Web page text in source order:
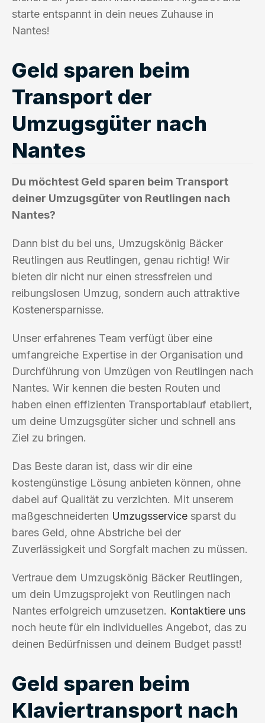
starte entspannt in dein neues Zuhause in
Nantes!
Geld sparen beim
Transport der
Umzugsgüter nach
Nantes
Du möchtest Geld sparen beim Transport
deiner Umzugsgüter von Reutlingen nach
Nantes?
Dann bist du bei uns, Umzugskönig Bäcker
Reutlingen aus Reutlingen, genau richtig! Wir
bieten dir nicht nur einen stressfreien und
reibungslosen Umzug, sondern auch attraktive
Kostenersparnisse.
Unser erfahrenes Team verfügt über eine
umfangreiche Expertise in der Organisation und
Durchführung von Umzügen von Reutlingen nach
Nantes. Wir kennen die besten Routen und
haben einen effizienten Transportablauf etabliert,
um deine Umzugsgüter sicher und schnell ans
Ziel zu bringen.
Das Beste daran ist, dass wir dir eine
kostengünstige Lösung anbieten können, ohne
dabei auf Qualität zu verzichten. Mit unserem
maßgeschneiderten Umzugsservice sparst du
bares Geld, ohne Abstriche bei der
Zuverlässigkeit und Sorgfalt machen zu müssen.
Vertraue dem Umzugskönig Bäcker Reutlingen,
um dein Umzugsprojekt von Reutlingen nach
Nantes erfolgreich umzusetzen. Kontaktiere uns
noch heute für ein individuelles Angebot, das zu
deinen Bedürfnissen und deinem Budget passt!
Geld sparen beim
Klaviertransport nach